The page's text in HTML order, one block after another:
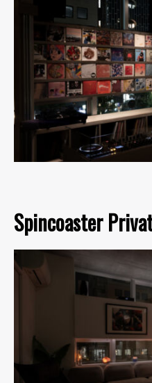
Spincoaster